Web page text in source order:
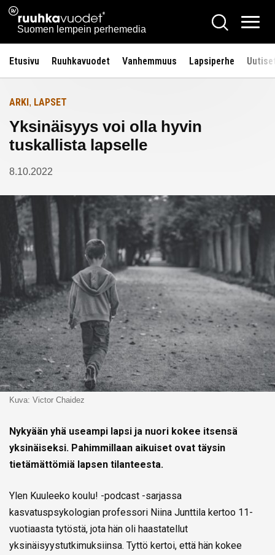
Siirry
sisältöön
Ruuhkavuodet.fi
Suomen lempein perhemedia
Hae
Etusivu Ruuhkavuodet Vanhemmuus Lapsiperhe
Etusivulle
ARKI , LAPSET
Yksinäisyys voi olla hyvin
tuskallista lapselle
8.10.2022
Kuva: Victor Chaidez
Nykyään yhä useampi lapsi ja nuori kokee itsensä
yksinäiseksi. Pahimmillaan aikuiset ovat täysin
tietämättömiä lapsen tilanteesta.
Ylen Kuuleeko koulu! -podcast -sarjassa
kasvatuspsykologian professori Niina Junttila kertoo 11-
vuotiaasta tytöstä, jota hän oli haastatellut
yksinäisyystutkimuksiinsa. Tyttö kertoi, että hän kokee